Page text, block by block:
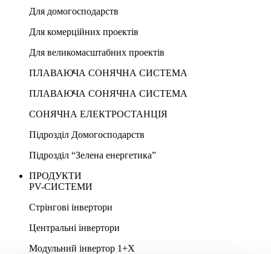
Для домогосподарств
Для комерційних проектів
Для великомасштабних проектів
ПЛАВАЮЧА СОНЯЧНА СИСТЕМА
ПЛАВАЮЧА СОНЯЧНА СИСТЕМА
СОНЯЧНА ЕЛЕКТРОСТАНЦІЯ
Підрозділ Домогосподарств
Підрозділ “Зелена енергетика”
ПРОДУКТИ
PV-СИСТЕМИ
Стрінгові інвертори
Центральні інвертори
Модульний інвертор 1+X